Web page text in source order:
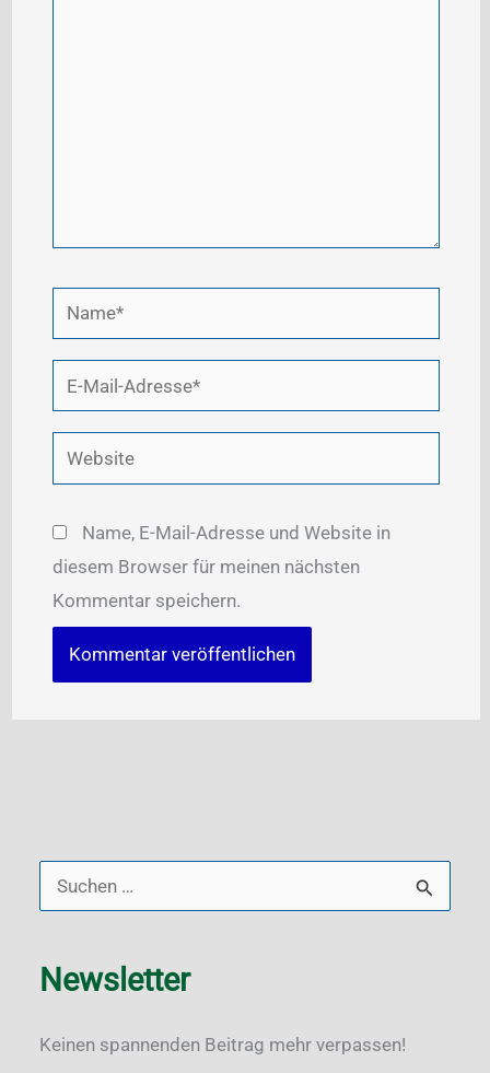
Name*
Mail-
Website
Name, E-Mail-Adresse und Website in
diesem Browser für meinen nächsten
Kommentar speichern.
u
h
Newsletter
Keinen spannenden Beitrag mehr verpassen!